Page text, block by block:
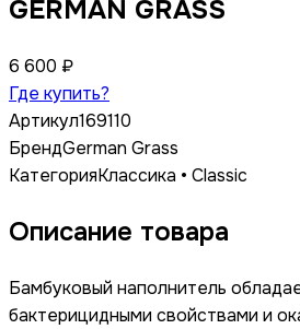
GERMAN GRASS
6 600 ₽
Где купить?
Артикул169110
БрендGerman Grass
КатегорияКлассика • Classic
Описание товара
Бамбуковый наполнитель
бактерицидными свойствами и